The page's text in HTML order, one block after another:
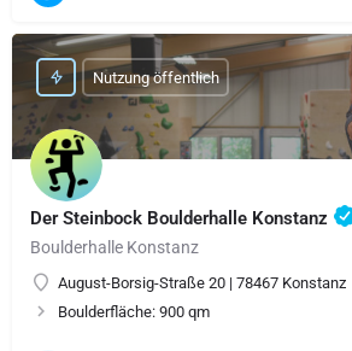
Der Steinbock Boulderhalle Konstanz
Boulderhalle Konstanz
August-Borsig-Straße 20 | 78467 Konstanz
Boulderfläche: 900 qm
Nutzung öffentlich